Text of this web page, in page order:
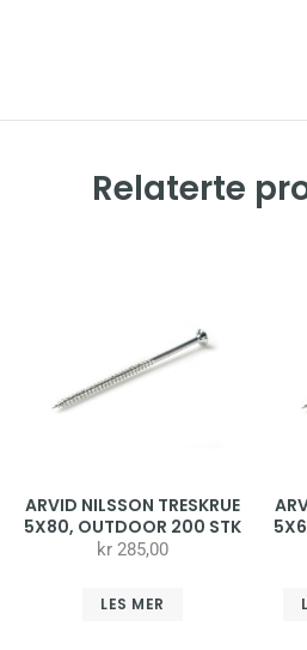
Relaterte
ARVID NILSSON TRESKRUE
5X80, OUTDOOR 200 STK
kr 285,00
LES MER